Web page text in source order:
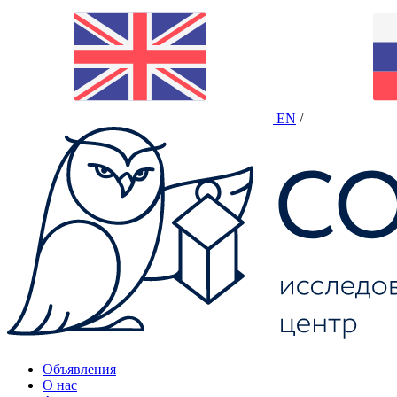
EN /
Объявления
О нас